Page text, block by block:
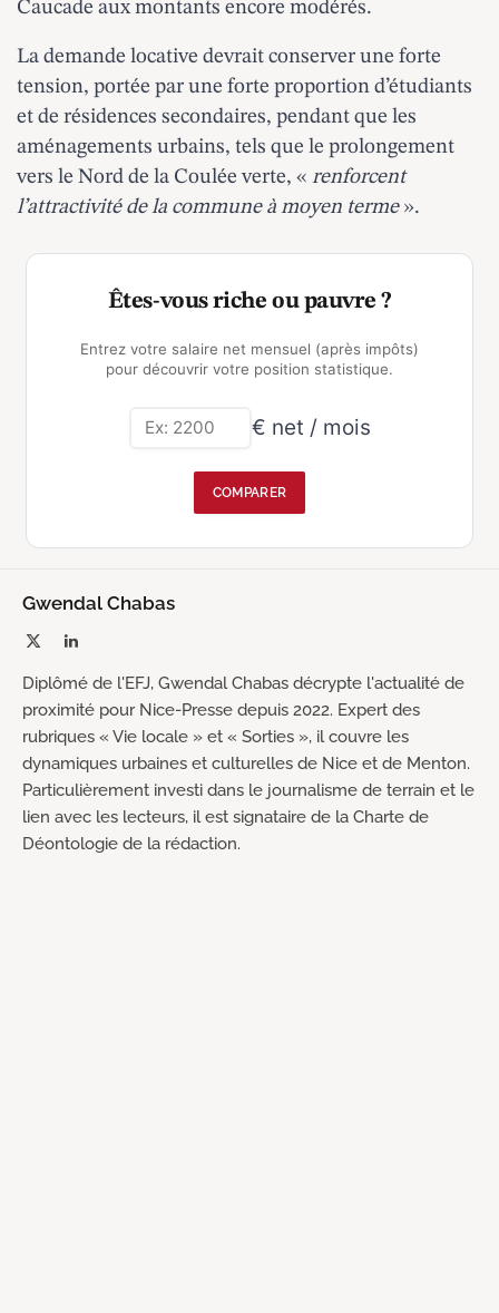
Caucade aux montants encore modérés.
La demande locative devrait conserver une forte
tension, portée par une forte proportion d’étudiants
et de résidences secondaires, pendant que les
aménagements urbains, tels que le prolongement
vers le Nord de la Coulée verte, « renforcent
l’attractivité de la commune à moyen terme».
Êtes-vous riche ou pauvre ?
Entrez votre salaire net mensuel (après impôts)
pour découvrir votre position statistique.
€ net / mois
COMPARER
Gwendal Chabas
LinkedIn
Diplômé de l'EFJ, Gwendal Chabas décrypte l'actualité de
proximité pour Nice-Presse depuis 2022. Expert des
rubriques « Vie locale » et « Sorties », il couvre les
dynamiques urbaines et culturelles de Nice et de Menton.
Particulièrement investi dans le journalisme de terrain et le
lien avec les lecteurs, il est signataire de la Charte de
Déontologie de la rédaction.